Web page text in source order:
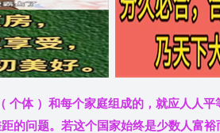
个体 ）和每个家庭组成的，就应人人平
的问题。若这个国家始终是少数人富